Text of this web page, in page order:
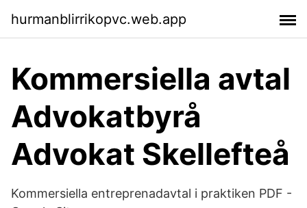
hurmanblirrikopvc.web.app
Kommersiella avtal
Advokatbyrå
Advokat Skellefteå
Kommersiella entreprenadavtal i praktiken PDF -